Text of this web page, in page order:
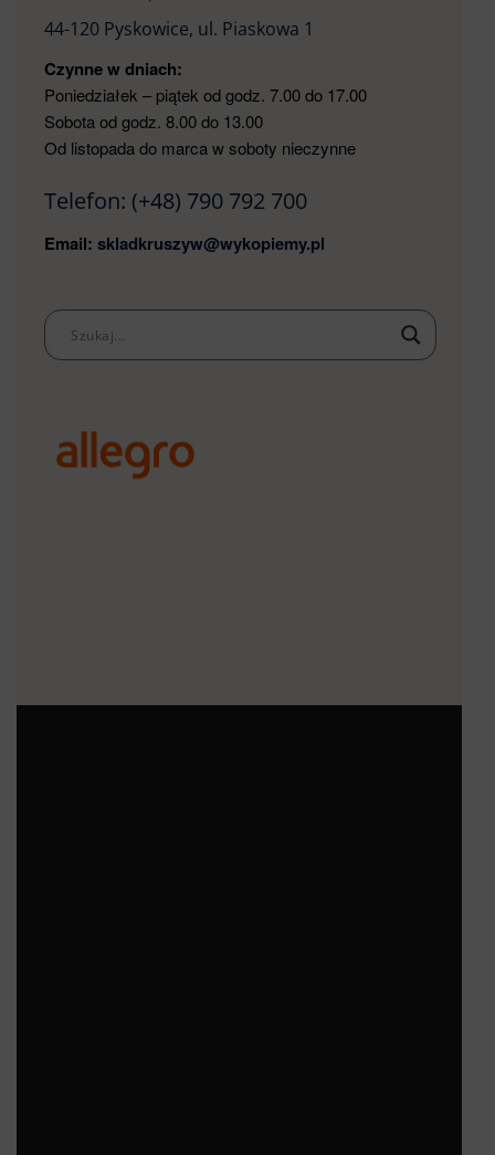
44-120 Pyskowice, ul. Piaskowa 1
Czynne w dniach:
Poniedziałek – piątek od godz. 7.00 do 17.00
Sobota od godz. 8.00 do 13.00
Od listopada do marca w soboty nieczynne
Telefon: (+48) 790 792 700
Email: skladkruszyw@wykopiemy.pl